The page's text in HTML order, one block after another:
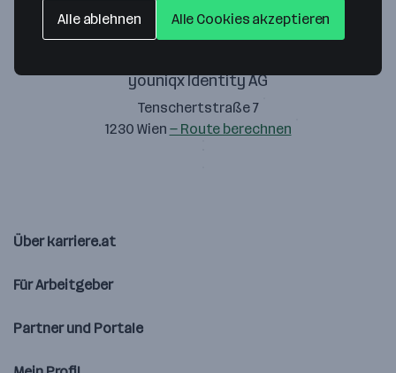
youniqx Identity AG
Tenschertstraße 7
1230 Wien — Route berechnen
Über karriere.at
Für Arbeitgeber
Partner und Portale
Alle ablehnen Alle Cookies akzeptieren